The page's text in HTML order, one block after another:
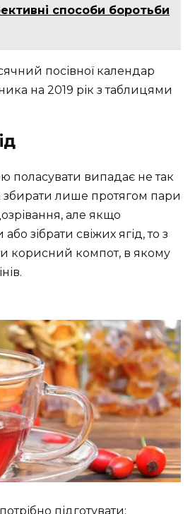
способи боротьби
посівної календар
на 2019 рік з таблицями
випадає не так
збирати лише протягом пари
але якщо
зібрати свіжих ягід, то з
корисний компот, в якому
підготувати: